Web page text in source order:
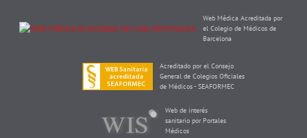
Web Médica Acreditada por
el Colegio de Médicos de
Barcelona
Acreditado por el Consejo
General de Colegios Oficiales
de Médicos - SEAFORMEC
Web de interés
sanitario por Portales
Médicos